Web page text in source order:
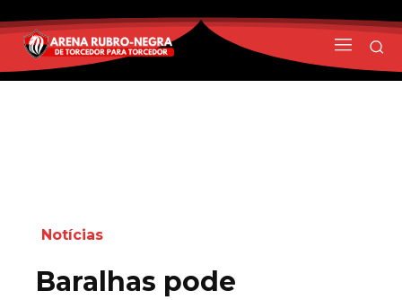
Notícias
Baralhas pode